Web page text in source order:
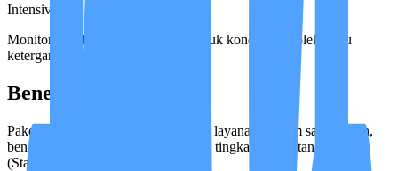
Intensive
Monitoring klinis sangat intensif untuk kondisi kompleks atau
ketergantungan penuh.
Benefit Layanan
Paket benefit dibedakan oleh pilihan layanan. Dalam satu pilihan,
benefit berlaku seragam untuk setiap tingkat perawatan
(Standard/Advanced/Intensive).